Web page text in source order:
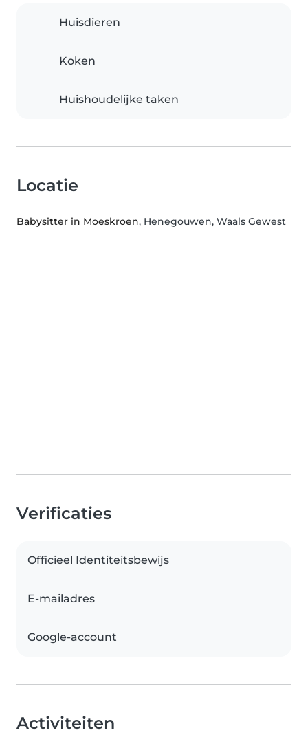
Huisdieren
Koken
Huishoudelijke taken
Locatie
Babysitter in Moeskroen, Henegouwen, Waals Gewest
Verificaties
Officieel Identiteitsbewijs
E-mailadres
Google-account
Activiteiten